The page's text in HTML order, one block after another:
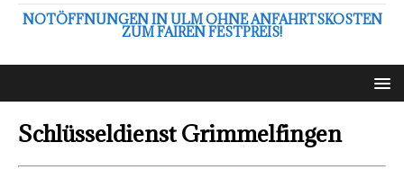
NOTÖFFNUNGEN IN ULM OHNE ANFAHRTSKOSTEN
ZUM FAIREN FESTPREIS!
Schlüsseldienst Grimmelfingen